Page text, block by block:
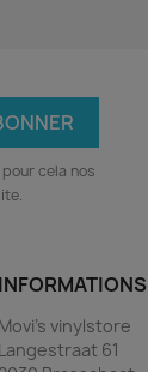
cela nos
INFORMATIONS
Movi's vinylstore
Langestraat 61